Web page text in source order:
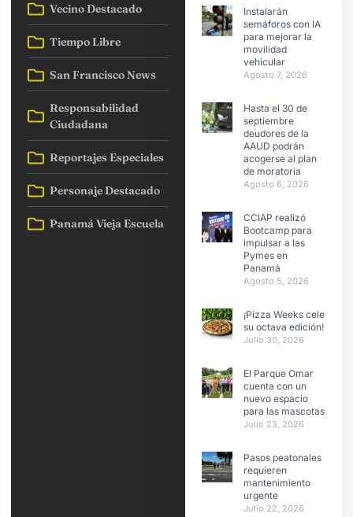
Vecino Destacado
Tiempo Libre
San Francisco News
Responsabilidad
Ciudadana
Reportajes Especiales
Personaje Destacado
Panamá Vieja Escuela
Instalarán
semáforos con IA
para mejorar la
movilidad
vehicular
Agosto 7, 2026
Hasta el 30 de
septiembre
deudores de la
AAUD podrán
acogerse al plan
de moratoria
Agosto 6, 2026
CCIAP realizó
Bootcamp para
impulsar a las
Pymes en
Panamá
Agosto 5, 2026
¡Pizza Weeks celebra
su octava edición!
Julio 30, 2026
El Parque Omar
cuenta con un
nuevo espacio
para las mascotas
Julio 23, 2026
Pasos peatonales
requieren
mantenimiento
urgente
Julio 22, 2026